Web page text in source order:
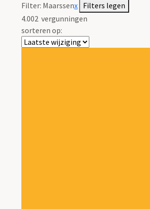
Filter: Maarssenx Filters legen
4.002 vergunningen
sorteren op: